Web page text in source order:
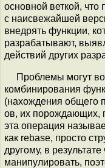
основной веткой, что
с наисвежайшей
внедрять функции,
разрабатывают,
действий других
Проблемы могут
комбинирования
(нахождения общего
ов, их порождающих,
эта операция
как rebase, просто
другому, в
манипулировать,